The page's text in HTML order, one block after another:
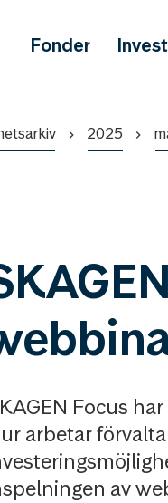
Fonder
2025
Focus
arbetar
av